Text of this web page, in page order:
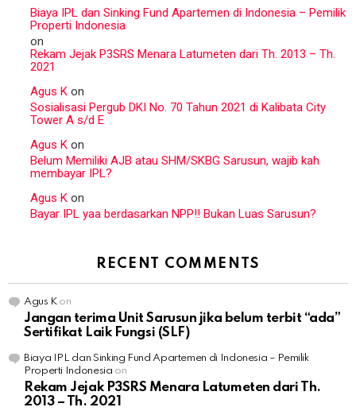
Biaya IPL dan Sinking Fund Apartemen di Indonesia – Pemilik
Properti Indonesia
on
Rekam Jejak P3SRS Menara Latumeten dari Th. 2013 – Th.
2021
Agus K on
Sosialisasi Pergub DKI No. 70 Tahun 2021 di Kalibata City
Tower A s/d E
Agus K on
Belum Memiliki AJB atau SHM/SKBG Sarusun, wajib kah
membayar IPL?
Agus K on
Bayar IPL yaa berdasarkan NPP!! Bukan Luas Sarusun?
RECENT COMMENTS
Agus Kon
Jangan terima Unit Sarusun jika belum terbit “ada”
Sertifikat Laik Fungsi (SLF)
Biaya IPL dan Sinking Fund Apartemen di Indonesia – Pemilik
Properti Indonesia on
Rekam Jejak P3SRS Menara Latumeten dari Th.
2013 – Th. 2021